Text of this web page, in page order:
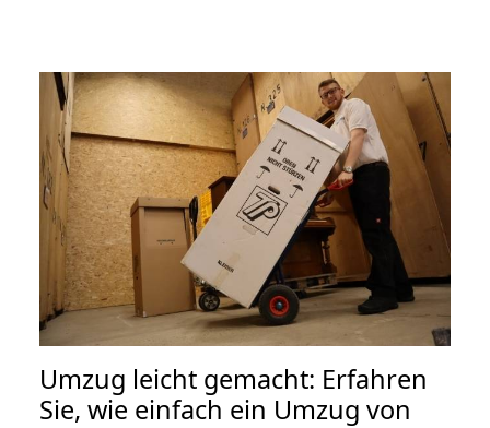
Umzug leicht gemacht: Erfahren
Sie, wie einfach ein Umzug von